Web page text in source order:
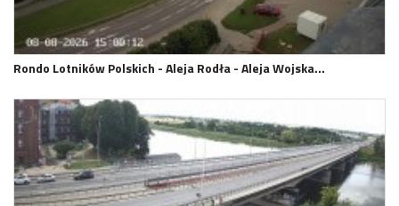
Rondo Lotników Polskich - Aleja Rodła - Aleja Wojska…